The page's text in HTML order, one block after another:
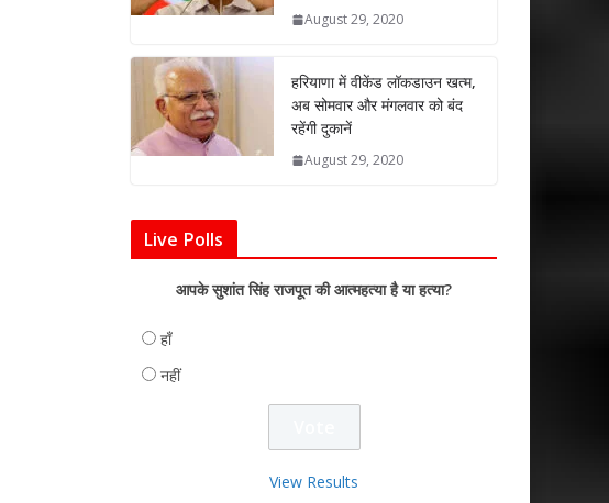
August 29, 2020
हरियाणा में वीकेंड लॉकडाउन खत्म,
अब सोमवार और मंगलवार को बंद
रहेंगी दुकानें
August 29, 2020
Live Polls
आपके सुशांत सिंह राजपूत की आत्महत्या है या हत्या?
हाँ
नहीं
View Results